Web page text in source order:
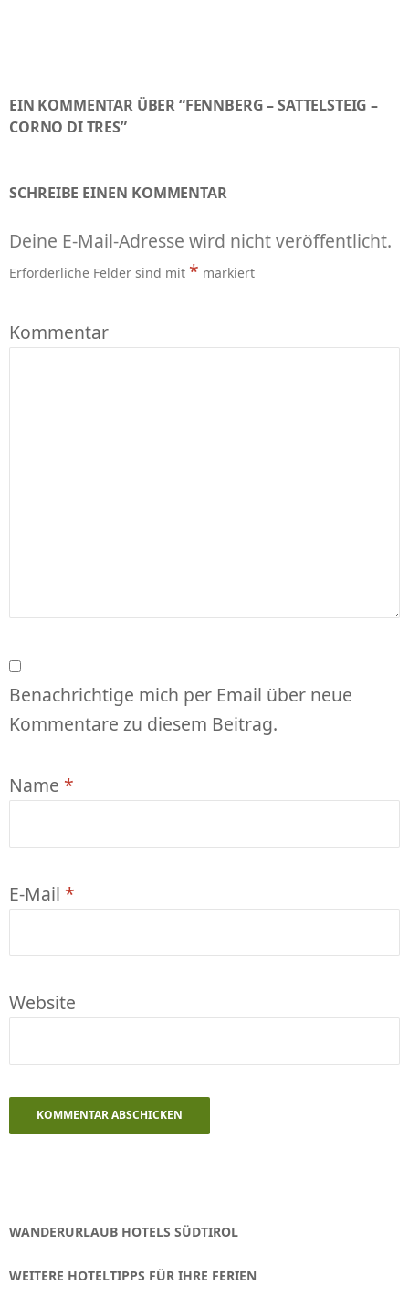
EIN KOMMENTAR ÜBER “FENNBERG – SATTELSTEIG –
CORNO DI TRES”
SCHREIBE EINEN KOMMENTAR
Deine E-Mail-Adresse wird nicht veröffentlicht.
Erforderliche Felder sind mit * markiert
Kommentar
Benachrichtige mich per Email über neue
Kommentare zu diesem Beitrag.
Name *
E-Mail *
Website
WANDERURLAUB HOTELS SÜDTIROL
WEITERE HOTELTIPPS FÜR IHRE FERIEN